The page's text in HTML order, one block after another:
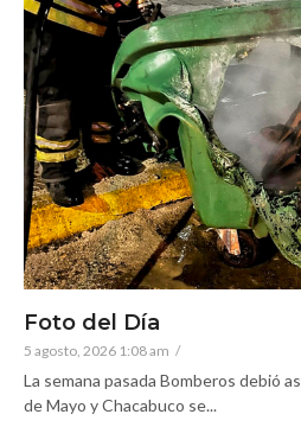
Foto del Día
5 agosto, 2026 1:08 am /
La semana pasada Bomberos debió
de Mayo y Chacabuco se...